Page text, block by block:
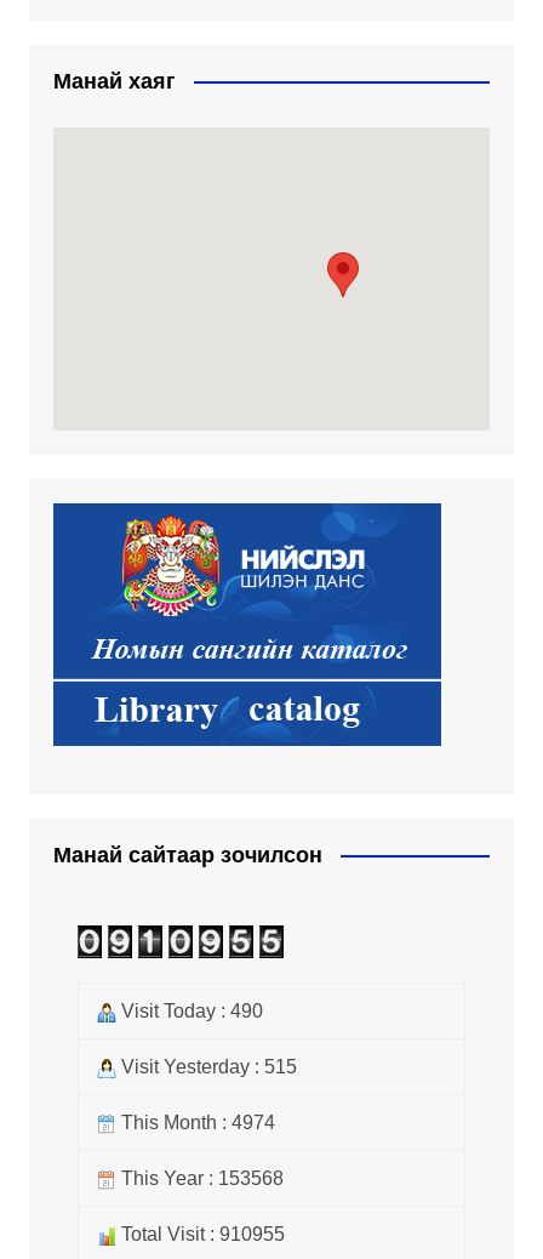
Манай хаяг
Манай сайтаар зочилсон
Visit Today : 490
Visit Yesterday : 515
This Month : 4974
This Year : 153568
Total Visit : 910955